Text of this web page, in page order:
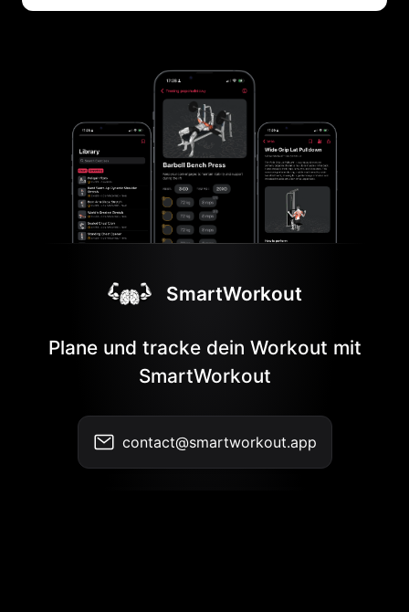
SmartWorkout
Plane und tracke dein Workout mit
SmartWorkout
contact@smartworkout.app